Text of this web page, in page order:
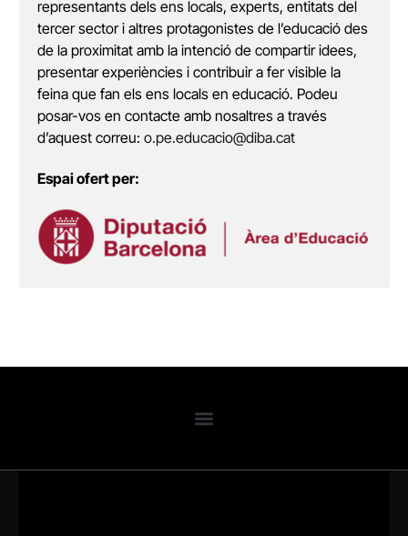
representants dels ens locals, experts, entitats del
tercer sector i altres protagonistes de l’educació des
de la proximitat amb la intenció de compartir idees,
presentar experiències i contribuir a fer visible la
feina que fan els ens locals en educació. Podeu
posar-vos en contacte amb nosaltres a través
d’aquest correu: o.pe.educacio@diba.cat
Espai ofert per: